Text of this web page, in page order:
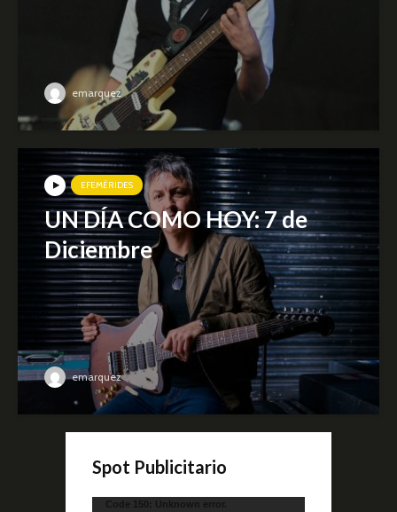
emarquez
EFEMÉRIDES
UN DÍA COMO HOY: 7 de
Diciembre
emarquez
Spot Publicitario
Reproductor
Code 150: Unknown error.